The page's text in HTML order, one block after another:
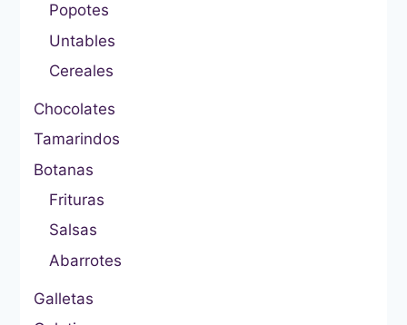
Popotes
Untables
Cereales
Chocolates
Tamarindos
Botanas
Frituras
Salsas
Abarrotes
Galletas